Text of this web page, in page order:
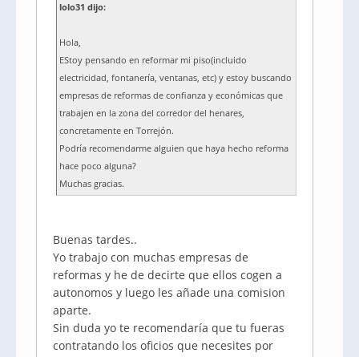
lolo31 dijo:
Hola,
EStoy pensando en reformar mi piso(incluido
electricidad, fontanería, ventanas, etc) y estoy buscando
empresas de reformas de confianza y económicas que
trabajen en la zona del corredor del henares,
concretamente en Torrejón.
Podría recomendarme alguien que haya hecho reforma
hace poco alguna?
Muchas gracias.
Buenas tardes..
Yo trabajo con muchas empresas de
reformas y he de decirte que ellos cogen a
autonomos y luego les añade una comision
aparte.
Sin duda yo te recomendaría que tu fueras
contratando los oficios que necesites por